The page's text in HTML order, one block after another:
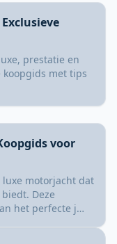
prestatie en
koopgids met tips
voor
luxe motorjacht dat
Deze
het perfecte j…